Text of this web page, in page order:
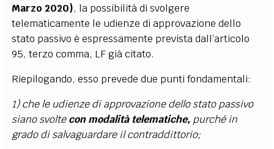
Marzo 2020), la possibilità di svolgere
telematicamente le udienze di approvazione dello
stato passivo è espressamente prevista dall’articolo
95, terzo comma, LF già citato.
Riepilogando, esso prevede due punti fondamentali:
1) che le udienze di approvazione dello stato passivo
siano svoltecon modalità telematiche, purché in
grado di salvaguardare il contraddittorio;